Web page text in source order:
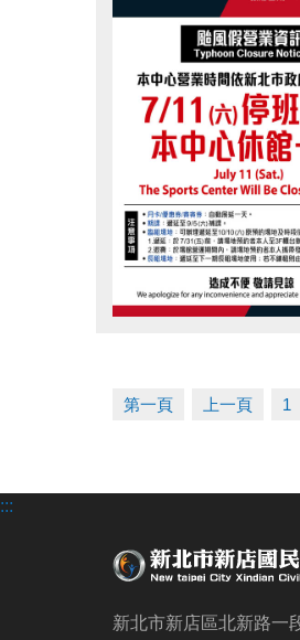
第一頁 上一頁 1
:::
新北市新店區北新路一